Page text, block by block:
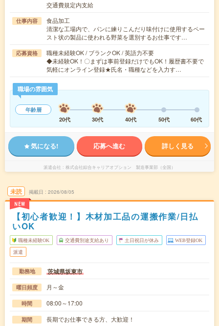
交通費規定内支給
仕事内容
食品加工
清潔な工場内で、パンに練りこんだり味付けに使用するペー
スト状の製品に使われる野菜を選別するお仕事です…
応募資格
職種未経験OK / ブランクOK / 英語力不要
◆未経験OK！〇まずは事前登録だけでもOK！履歴書不要で
気軽にオンライン登録★氏名・職種などを入力す…
職場の雰囲気
年齢層
20代
30代 40代 50代 60代
気になる! 応募へ進む 詳しく見る
派遣会社 株式会社綜合キャリアオプション 製造事業部（全国）
未読
NEW
掲載日 2026/08/05
【初心者歓迎！】木材加工品の運搬作業/日払
いOK
職種未経験OK 交通費別途支給あり 土日祝日が休み WEB登録OK
派遣
勤務地 茨城県坂東市
曜日頻度 月～金
時間 08:00～17:00
期間 長期でお仕事できる方、大歓迎！